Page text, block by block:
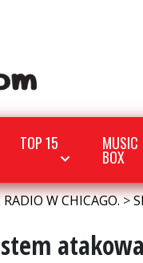
TOP 15 MUSIC
BOX
W CHICAGO.>